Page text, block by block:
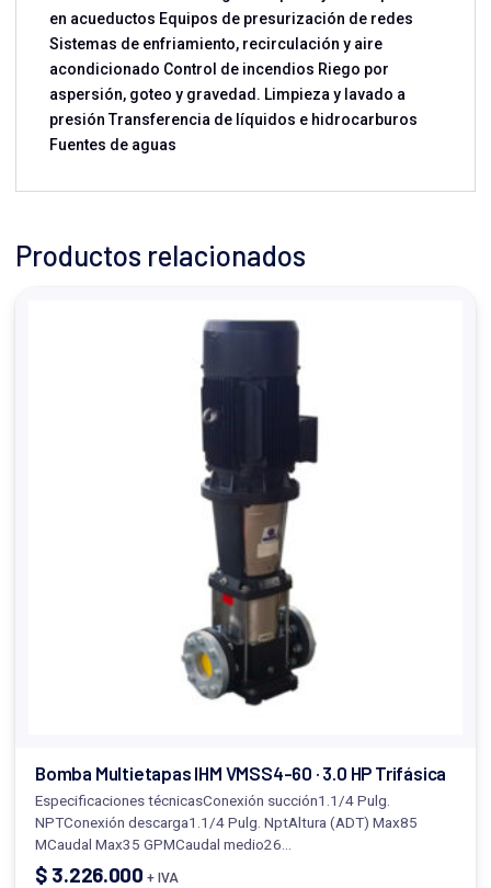
en acueductos Equipos de presurización de redes
Sistemas de enfriamiento, recirculación y aire
acondicionado Control de incendios Riego por
aspersión, goteo y gravedad. Limpieza y lavado a
presión Transferencia de líquidos e hidrocarburos
Fuentes de aguas
Productos relacionados
Bomba Multietapas IHM VMSS4-60 · 3.0 HP Trifásica
Especificaciones técnicasConexión succión1.1/4 Pulg.
NPTConexión descarga1.1/4 Pulg. NptAltura (ADT) Max85
MCaudal Max35 GPMCaudal medio26…
$ 3.226.000 + IVA